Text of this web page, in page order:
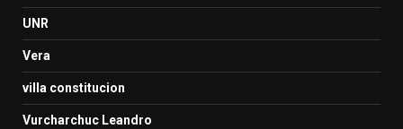
UNR
Vera
villa constitucion
Vurcharchuc Leandro